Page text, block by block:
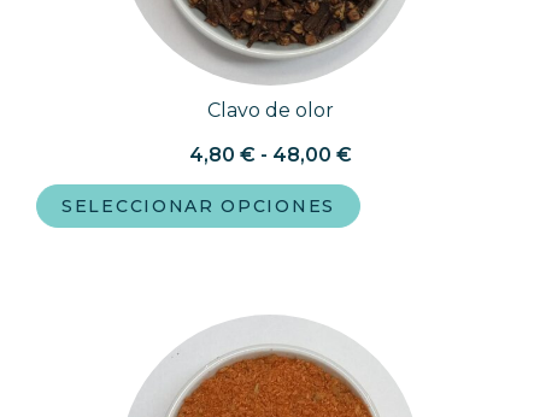
Clavo de olor
4,80 € - 48,00 €
SELECCIONAR OPCIONES